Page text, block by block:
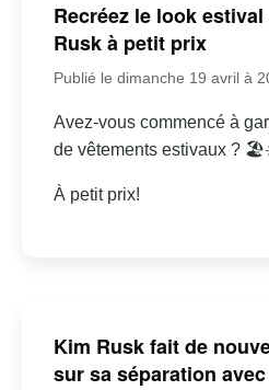
Recréez le look
Rusk à petit prix
Publié le dimanche 19 avril à
Avez-vous commencé à
de vêtements estivaux ?
À petit prix!
Kim Rusk fait de
sur sa séparation